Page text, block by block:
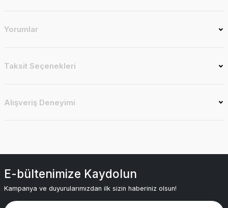
Yorumlar
Taksit Seçenekleri
Alışveriş Deneyimi
E-bültenimize Kaydolun
Kampanya ve duyurularımızdan ilk sizin haberiniz olsun!